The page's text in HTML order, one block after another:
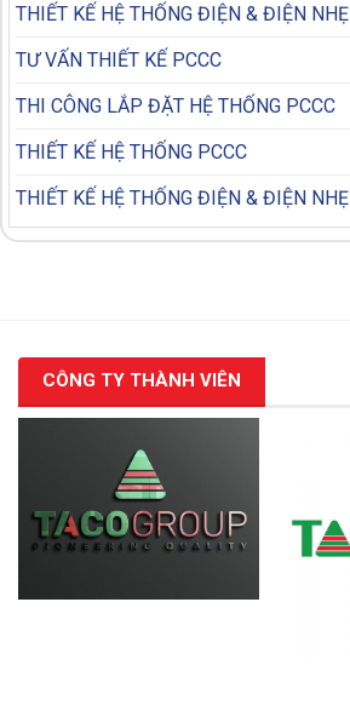
THIẾT KẾ HỆ THỐNG ĐIỆN & ĐIỆN NHẸ
TƯ VẤN THIẾT KẾ PCCC
THI CÔNG LẮP ĐẶT HỆ THỐNG PCCC
THIẾT KẾ HỆ THỐNG PCCC
THIẾT KẾ HỆ THỐNG ĐIỆN & ĐIỆN NHẸ
CÔNG TY THÀNH VIÊN